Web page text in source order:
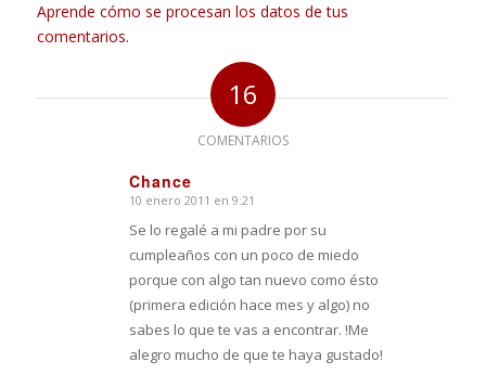
Aprende cómo se procesan los datos de tus
comentarios.
16
COMENTARIOS
Chance
Dice:
10 enero 2011 en 9:21
Se lo regalé a mi padre por su
cumpleaños con un poco de miedo
porque con algo tan nuevo como ésto
(primera edición hace mes y algo) no
sabes lo que te vas a encontrar. !Me
alegro mucho de que te haya gustado!